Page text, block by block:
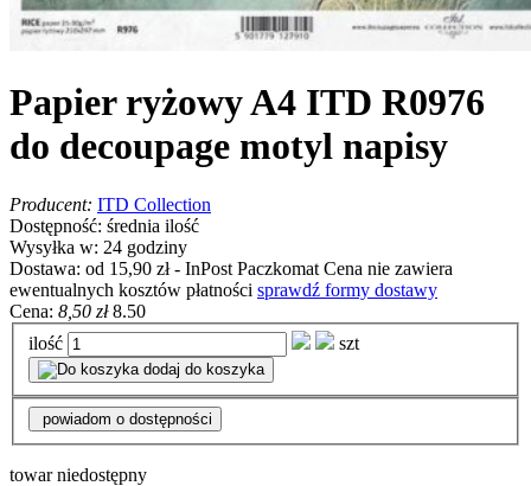
Papier ryżowy A4 ITD R0976
do decoupage motyl napisy
Producent: ITD Collection
Dostępność: średnia ilość
Wysyłka w: 24 godziny
Dostawa: od 15,90 zł - InPost Paczkomat Cena nie zawiera
ewentualnych kosztów płatności sprawdź formy dostawy
Cena: 8,50 zł 8.50
ilość
szt
dodaj do koszyka
powiadom o dostępności
towar niedostępny